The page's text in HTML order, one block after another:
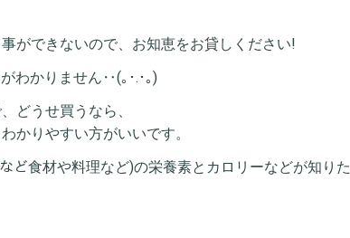
ができないので、お知恵をお貸しください!
わかりません‥(｡･.･｡)
どうせ買うなら、
かりやすい方がいいです。
ど食材や料理など)の栄養素とカロリーなどが知りた